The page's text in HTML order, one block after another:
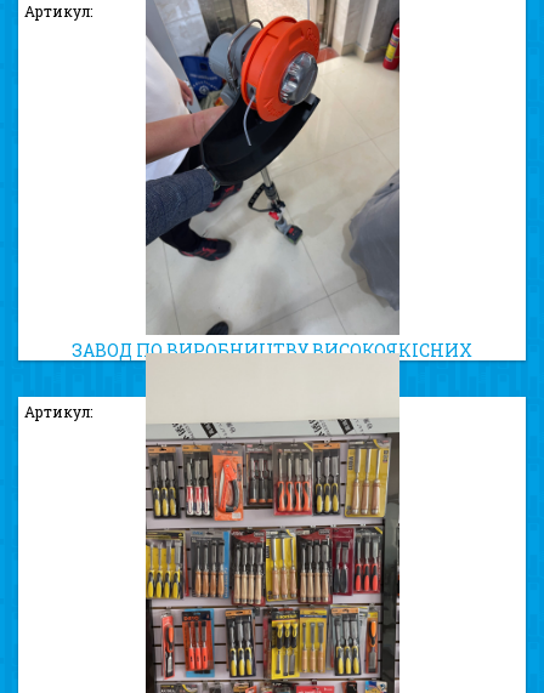
Артикул:
ЗАВОД ПО ВИРОБНИЦТВУ ВИСОКОЯКІСНИХ
Артикул: